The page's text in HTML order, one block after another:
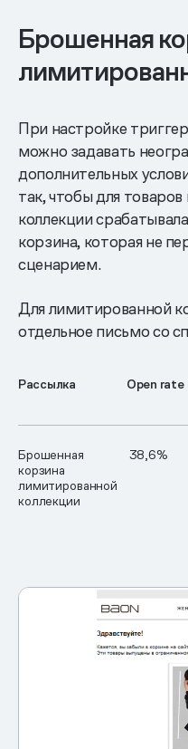
Брошенная
При настройке
можно задавать
дополнительных
так, чтобы для
коллекции
корзина, которая не
сценарием.
Для лимитированной
отдельное письмо со
Рассылка Open rate
Брошенная
корзина
лимитированной
коллекции
38,6%